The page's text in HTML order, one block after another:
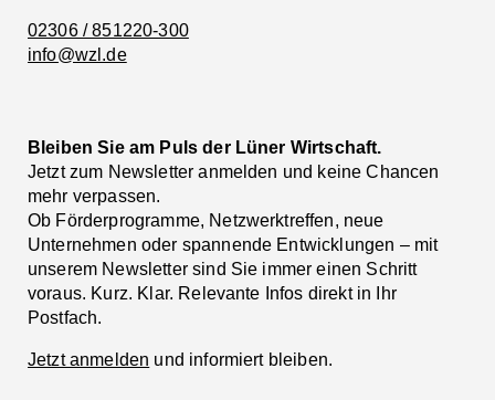
02306 / 851220-300
info@wzl.de
Bleiben Sie am Puls der Lüner Wirtschaft.
Jetzt zum Newsletter anmelden und keine Chancen
mehr verpassen.
Ob Förderprogramme, Netzwerktreffen, neue
Unternehmen oder spannende Entwicklungen – mit
unserem Newsletter sind Sie immer einen Schritt
voraus. Kurz. Klar. Relevante Infos direkt in Ihr
Postfach.
Jetzt anmelden und informiert bleiben.